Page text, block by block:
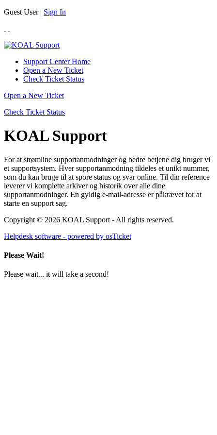
Guest User | Sign In
Support Center Home
Open a New Ticket
Check Ticket Status
Open a New Ticket
Check Ticket Status
KOAL Support
For at strømline supportanmodninger og bedre betjene dig bruger vi
et supportsystem. Hver supportanmodning tildeles et unikt nummer,
som du kan bruge til at spore status og svar online. Til din reference
leverer vi komplette arkiver og historik over alle dine
supportanmodninger. En gyldig e-mail-adresse er påkrævet for at
starte en support sag.
Copyright © 2026 KOAL Support - All rights reserved.
Helpdesk software - powered by osTicket
Please Wait!
Please wait... it will take a second!